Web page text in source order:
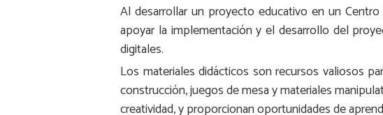
Al desarrollar un proyecto educativo en un
apoyar la implementación y el desarrollo del
digitales.
Los materiales didácticos son recursos valiosos
construcción, juegos de mesa y materiales
creatividad, y proporcionan oportunidades de